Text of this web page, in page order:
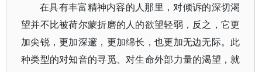
在具有丰富精神内容的人那里，对倾诉的深切渴
望并不比被荷尔蒙折磨的人的欲望轻弱，反之，它更
加尖锐，更加深邃，更加绵长，也更加无边无际。此
种类型的对知音的寻觅、对生命外部力量的渴望，就